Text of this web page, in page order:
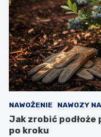
NAWOŻENIE NAWOZY
Jak zrobić podłoże
po kroku